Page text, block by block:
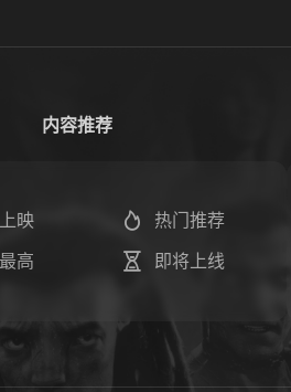
内容推荐
映 热门推荐
高 即将上线